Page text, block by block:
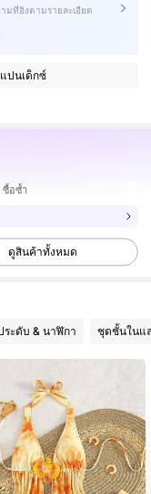
มที่อิงตามรายละเอียด
แปนเด็กซ์
ซื้อซ้ำ
ดูสินค้าทั้งหมด
ระดับ & นาฬิกา ชุดชั้นในแ